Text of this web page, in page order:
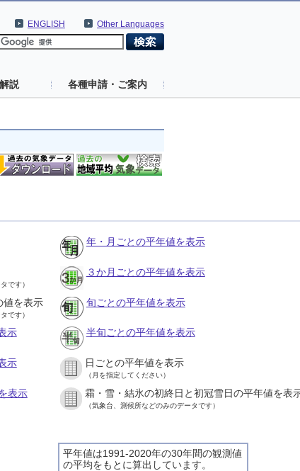
Other Languages
ENGLISH
説 各種申請・ご案内
年・月ごとの平年値を表示
です）
３か月ごとの平年値を表示
値を表示
です）
旬ごとの平年値を表示
示 半旬ごとの平年値を表示
示 日ごとの平年値を表示
（月を指定してください）
表示 霜・雪・結氷の初終日と初冠雪日の平年値を表
（気象台、測候所などのみのデータです）
平年値は1991-2020年の30年間の観測値
の平均をもとに算出しています。